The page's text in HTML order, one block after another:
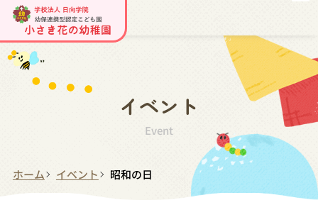
イベント
Event
ホーム イベント 昭和の日